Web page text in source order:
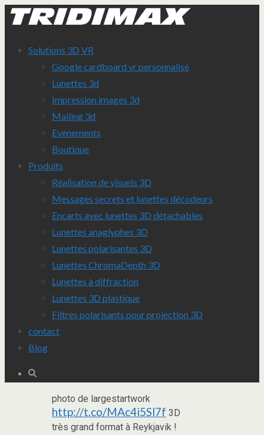
Solutions 3D VR
Google cardboard vr personnalisé
Lunettes 3d
Impression images 3d
Mailing 3d
Evènements
Boutique
Produits
Réalisation de visuels 3D
Messages secrets et lunettes décodeurs
Encarts avec lunettes 3D détachables
Lunettes anaglyphes 3D
Lunettes polarisantes 3D
Lunettes ChromaDepth 3D
Lunettes à diffraction
Lunettes 3D plastique
Filtres polarisants pour projection 3D
contact
Blog
photo de largestartwork
http://t.co/MAc4i5Sl7f 3D
très grand format à Reykjavik !